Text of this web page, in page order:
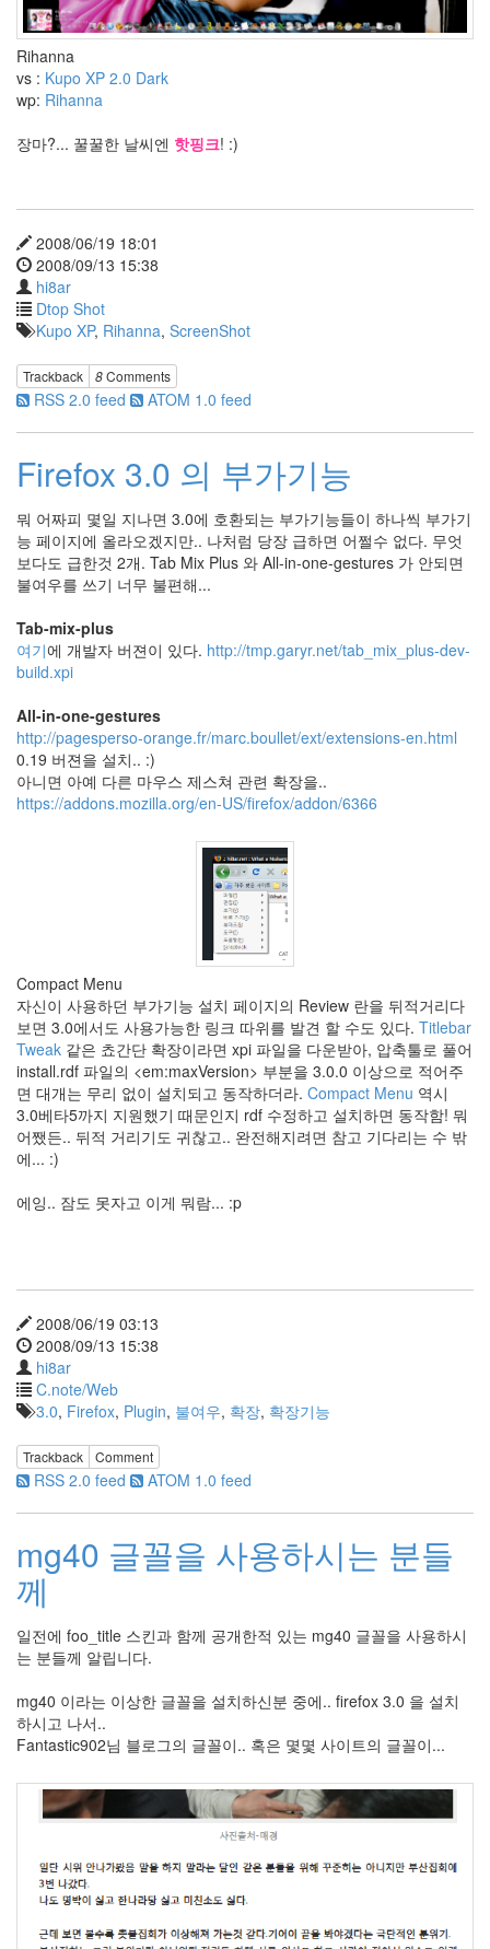
Rihanna
vs : Kupo XP 2.0 Dark
wp: Rihanna
장마?... 꿀꿀한 날씨엔 핫핑크! :)
2008/06/19 18:01
2008/09/13 15:38
hi8ar
Dtop Shot
Kupo XP, Rihanna, ScreenShot
Trackback 8Comments
RSS 2.0 feed ATOM 1.0 feed
Firefox 3.0 의 부가기능
뭐 어짜피 몇일 지나면 3.0에 호환되는 부가기능들이 하나씩 부가기
능 페이지에 올라오겠지만.. 나처럼 당장 급하면 어쩔수 없다. 무엇
보다도 급한것 2개. Tab Mix Plus 와 All-in-one-gestures 가 안되면
불여우를 쓰기 너무 불편해...
Tab-mix-plus
여기에 개발자 버젼이 있다. http://tmp.garyr.net/tab_mix_plus-dev-
build.xpi
All-in-one-gestures
http://pagesperso-orange.fr/marc.boullet/ext/extensions-en.html
0.19 버젼을 설치.. :)
아니면 아예 다른 마우스 제스쳐 관련 확장을..
https://addons.mozilla.org/en-US/firefox/addon/6366
Compact Menu
자신이 사용하던 부가기능 설치 페이지의 Review 란을 뒤적거리다
보면 3.0에서도 사용가능한 링크 따위를 발견 할 수도 있다. Titlebar
Tweak 같은 쵸간단 확장이라면 xpi 파일을 다운받아, 압축툴로 풀어
install.rdf 파일의 <em:maxVersion> 부분을 3.0.0 이상으로 적어주
면 대개는 무리 없이 설치되고 동작하더라. Compact Menu 역시
3.0베타5까지 지원했기 때문인지 rdf 수정하고 설치하면 동작함! 뭐
어쨌든.. 뒤적 거리기도 귀찮고.. 완전해지려면 참고 기다리는 수 밖
에... :)
에잉.. 잠도 못자고 이게 뭐람... :p
2008/06/19 03:13
2008/09/13 15:38
hi8ar
C.note/Web
3.0, Firefox, Plugin, 불여우, 확장, 확장기능
Trackback Comment
RSS 2.0 feed ATOM 1.0 feed
mg40 글꼴을 사용하시는 분들
께
일전에 foo_title 스킨과 함께 공개한적 있는 mg40 글꼴을 사용하시
는 분들께 알립니다.
mg40 이라는 이상한 글꼴을 설치하신분 중에.. firefox 3.0 을 설치
하시고 나서..
Fantastic902님 블로그의 글꼴이.. 혹은 몇몇 사이트의 글꼴이...
대
오
하
여
권
트
브
치
형
끈
한
블
이
하
드
Notices
About
hi8ar
스
킨
만
Find!
Categories
전
체
635
Dtop
Shot
87
Wallpaper
9
forFoobar
19
C.note
98
68
desktop
387
Link
2
forSteve
1
Posts
무
을